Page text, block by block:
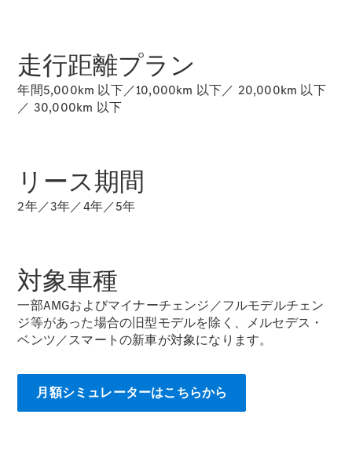
Class
G-Class
試乗リクエ
ム
Stationwagon
All
Stationwagon
CLA
Brake
CLA
Shooting
New
走行距離プラン
年間5,000km 以下／10,000km 以下／ 20,000km 以下
／ 30,000km 以下
リース期間
2年／3年／4年／5年
対象車種
一部AMGおよびマイナーチェンジ／フルモデルチェン
ジ等があった場合の旧型モデルを除く、メルセデス・
ベンツ／スマートの新車が対象になります。
月額シミュレーターはこちらから